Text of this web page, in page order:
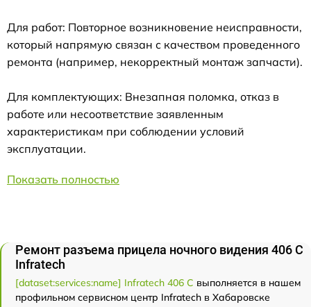
Для работ: Повторное возникновение неисправности,
который напрямую связан с качеством проведенного
ремонта (например, некорректный монтаж запчасти).
Для комплектующих: Внезапная поломка, отказ в
работе или несоответствие заявленным
характеристикам при соблюдении условий
эксплуатации.
Показать полностью
Ремонт разъема прицела ночного видения 406 С
Infratech
[dataset:services:name] Infratech 406 С выполняется в нашем
профильном сервисном центр Infratech в Хабаровске